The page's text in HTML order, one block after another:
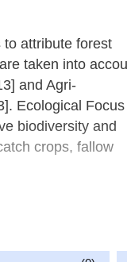
to attribute forest
taken into
and Agri-
Ecological Focus
biodiversity and
crops, fallow
key component of